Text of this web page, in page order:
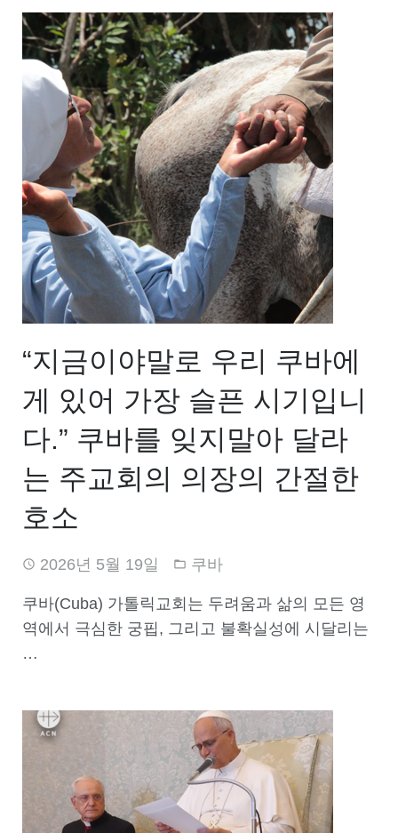
“지금이야말로 우리 쿠바에
게 있어 가장 슬픈 시기입니
다.” 쿠바를 잊지말아 달라
는 주교회의 의장의 간절한
호소
2026년 5월 19일 쿠바
쿠바(Cuba) 가톨릭교회는 두려움과 삶의 모든 영
역에서 극심한 궁핍, 그리고 불확실성에 시달리는
…